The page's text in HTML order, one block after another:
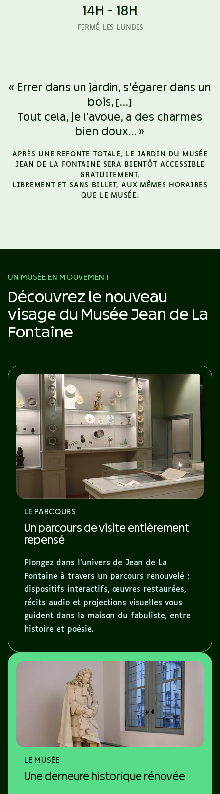
14H - 18H
FERMÉ LES LUNDIS
« Errer dans un jardin, s'égarer dans un
bois, [...]
Tout cela, je l'avoue, a des charmes
bien doux... »
APRÈS UNE REFONTE TOTALE, LE JARDIN DU MUSÉE
JEAN DE LA FONTAINE SERA BIENTÔT ACCESSIBLE
GRATUITEMENT,
LIBREMENT ET SANS BILLET, AUX MÊMES HORAIRES
QUE LE MUSÉE.
UN MUSÉE EN MOUVEMENT
Découvrez le nouveau
visage du Musée Jean de La
Fontaine
LE PARCOURS
Un parcours de visite entièrement
repensé
Plongez dans l’univers de Jean de La
Fontaine à travers un parcours renouvelé :
dispositifs interactifs, œuvres restaurées,
récits audio et projections visuelles vous
guident dans la maison du fabuliste, entre
histoire et poésie.
LE MUSÉE
Une demeure historique rénovée